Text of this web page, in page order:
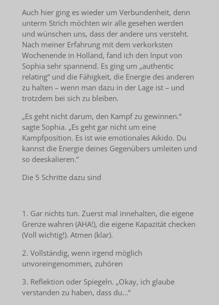
Auch hier ging es wieder um Verbundenheit, denn
unterm Strich möchten wir alle gesehen werden
und wünschen uns, dass der andere uns versteht.
Nach meiner Erfahrung mit dem verkorksten
Wochenende in Holland, fand ich den Input von
Sophia sehr spannend. Es ging um „authentic
relating“ und die Fähigkeit, die Energie des anderen
zu halten – wenn man dazu in der Lage ist – und
trotzdem bei sich zu bleiben.
„Es geht nicht darum, den Kampf zu gewinnen.“
sagte Sophia. „Es geht gar nicht um eine
Kampfposition. Es ist wie emotionales Aikido. Du
kannst die Energie deines Gegenübers umleiten und
so deeskalieren.“
Die 5 Schritte dazu sind
1. Gar nichts tun. Zuerst mal innehalten, die eigene
Grenze wahren (AHA!), die eigene Kapazität checken
(Voll wichtig!). Atmen (klar).
2. Vollständig, wenn irgend möglich
unvoreingenommen, zuhören
3. Reflektion oder Spiegeln. „Okay, ich glaube
verstanden zu haben, dass du…“